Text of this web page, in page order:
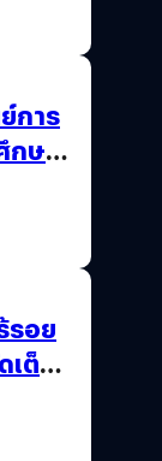
การ
กษา
รอย
เต็ม